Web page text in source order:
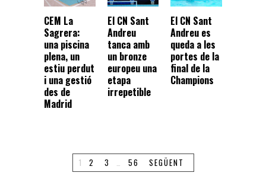
CEM La
Sagrera:
una piscina
plena, un
estiu perdut
i una gestió
des de
Madrid
El CN Sant
Andreu
tanca amb
un bronze
europeu una
etapa
irrepetible
El CN Sant
Andreu es
queda a les
portes de la
final de la
Champions
1 2 3 56 SEGÜENT